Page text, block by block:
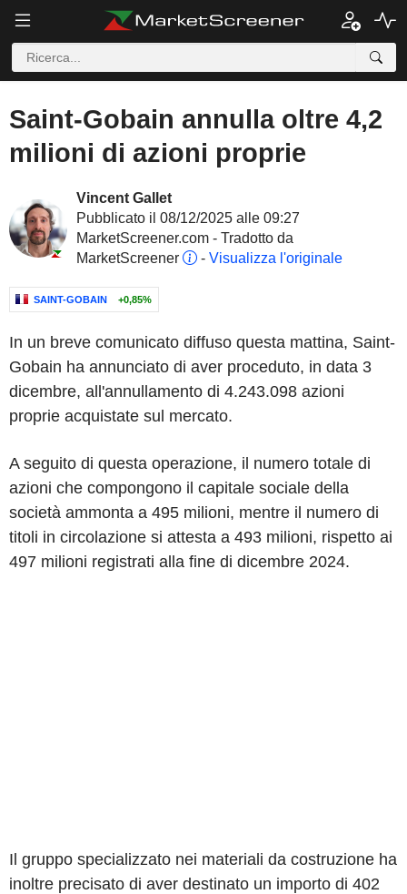
Saint-Gobain annulla oltre 4,2
milioni di azioni proprie
Vincent Gallet
Pubblicato il 08/12/2025 alle 09:27
MarketScreener.com - Tradotto da
MarketScreener
- Visualizza l'originale
SAINT-GOBAIN +0,85%
In un breve comunicato diffuso questa mattina, Saint-
Gobain ha annunciato di aver proceduto, in data 3
dicembre, all'annullamento di 4.243.098 azioni
proprie acquistate sul mercato.
A seguito di questa operazione, il numero totale di
azioni che compongono il capitale sociale della
società ammonta a 495 milioni, mentre il numero di
titoli in circolazione si attesta a 493 milioni, rispetto ai
497 milioni registrati alla fine di dicembre 2024.
Il gruppo specializzato nei materiali da costruzione ha
inoltre precisato di aver destinato un importo di 402